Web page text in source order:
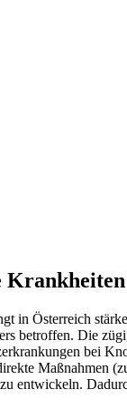
in Österreich
betroffen. Die
bei
entwickeln.